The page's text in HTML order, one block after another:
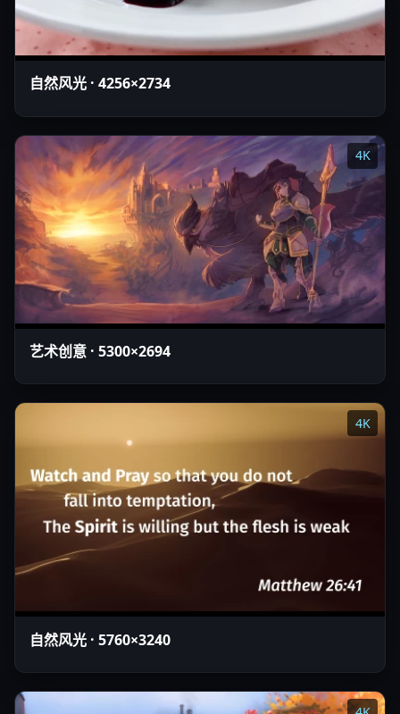
自然风光 · 4256×2734
4K
艺术创意 · 5300×2694
4K
自然风光 · 5760×3240